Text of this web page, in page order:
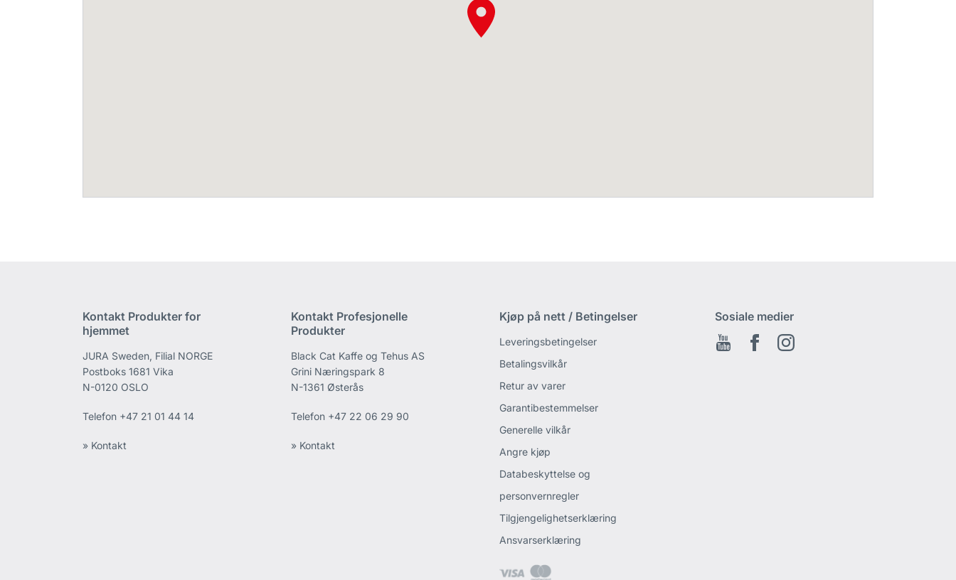
Kontakt Produkter for
hjemmet
JURA Sweden, Filial NORGE
Postboks 1681 Vika
N-0120 OSLO
Telefon +47 21 01 44 14
» Kontakt
Kontakt Profesjonelle
Produkter
Black Cat Kaffe og Tehus AS
Grini Næringspark 8
N-1361 Østerås
Telefon +47 22 06 29 90
» Kontakt
Kjøp på nett / Betingelser
Leveringsbetingelser
Betalingsvilkår
Retur av varer
Garantibestemmelser
Generelle vilkår
Angre kjøp
Databeskyttelse og
personvernregler
Tilgjengelighetserklæring
Ansvarserklæring
Sosiale medier
Youtube FacebookInstagram